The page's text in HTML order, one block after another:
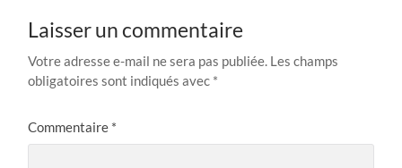
Laisser un commentaire
Votre adresse e-mail ne sera pas publiée. Les champs
obligatoires sont indiqués avec *
Commentaire *